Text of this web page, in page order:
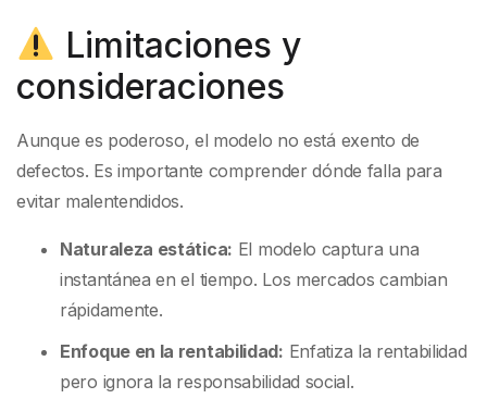
Limitaciones y
consideraciones
Aunque es poderoso, el modelo no está exento de
defectos. Es importante comprender dónde falla para
evitar malentendidos.
Naturaleza estática: El modelo captura una
instantánea en el tiempo. Los mercados cambian
rápidamente.
Enfoque en la rentabilidad: Enfatiza la rentabilidad
pero ignora la responsabilidad social.